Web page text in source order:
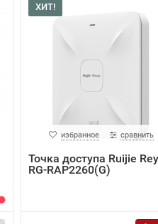
ХИТ!
избранное сравнить
Точка доступа Ruijie
RG-RAP2260(G)